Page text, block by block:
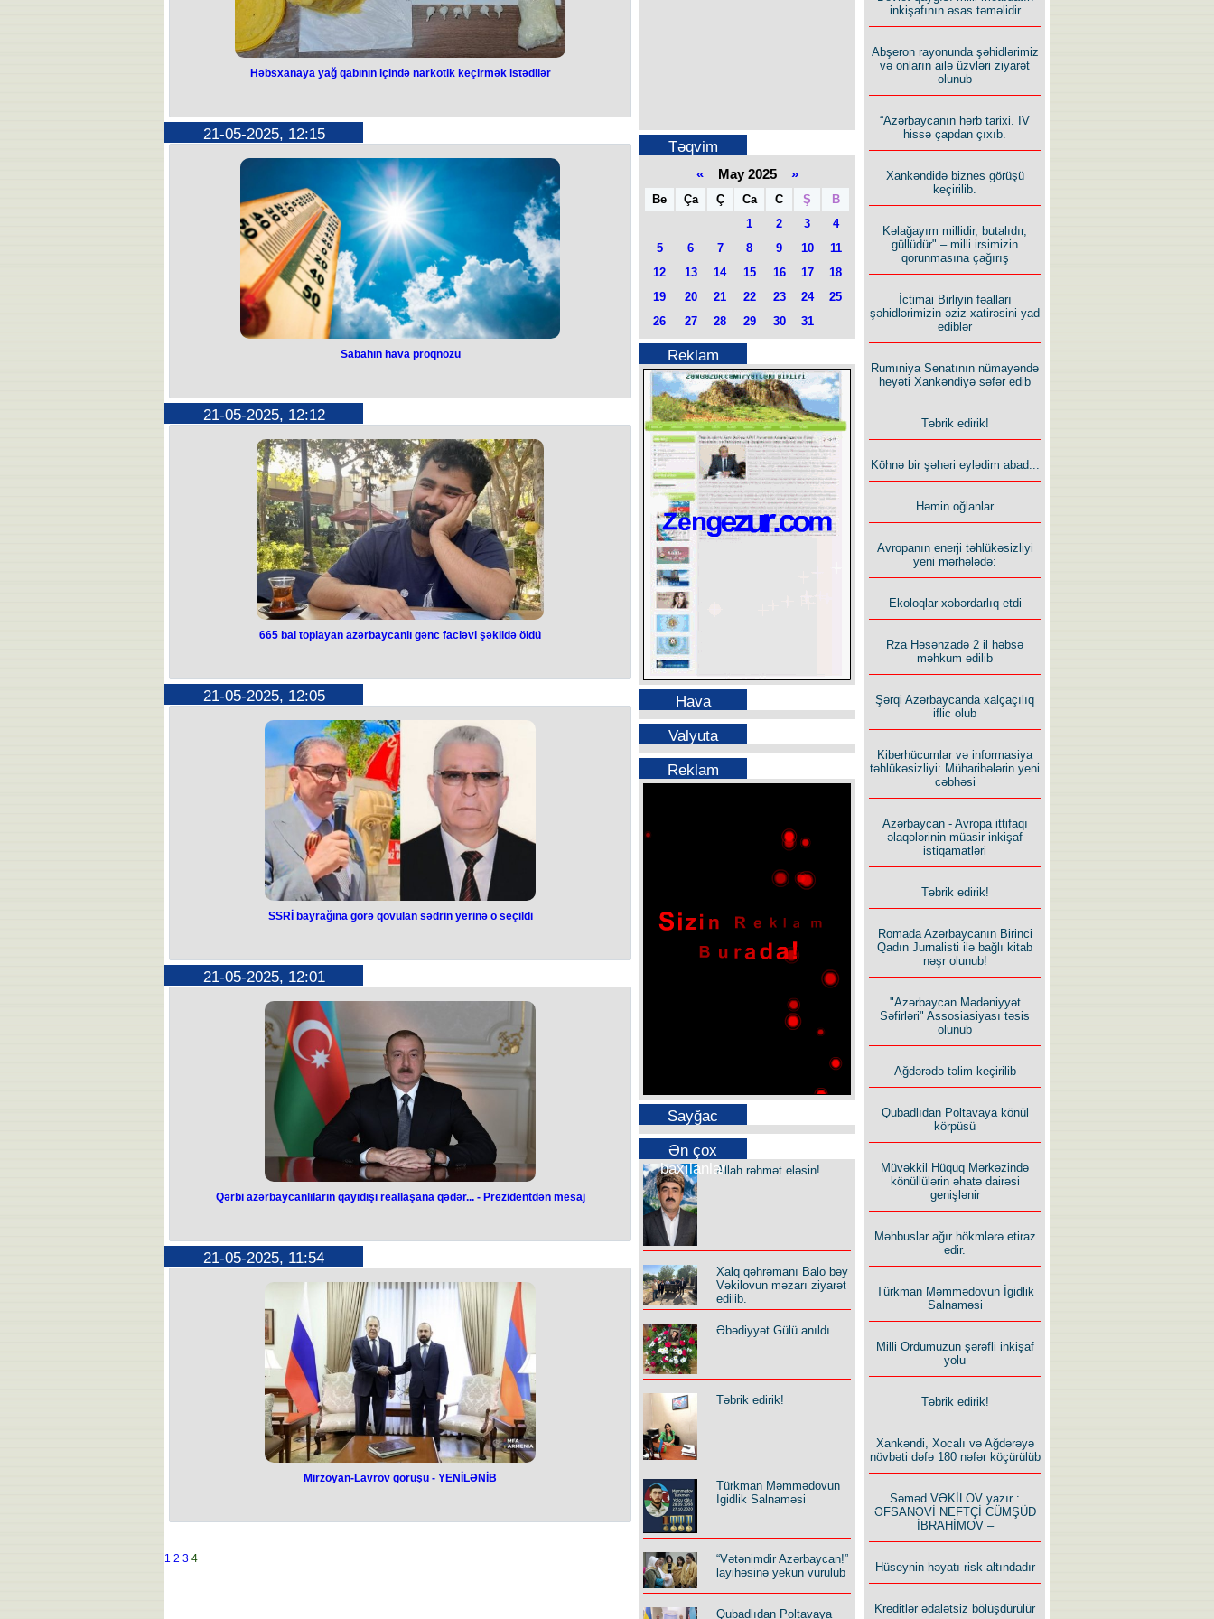
xidmət aparan polis əməkdaşlarına məlumat verib. Polis əməkdaşları qısa
müddət ərzində insidentə müdaxilə edib, həmin şəxslər nəzarət altına
alınaraq avtobusdan uzaqlaşdırılıb".
narkotik keçirmək istədilər
əməliyyat-axtarış tədbirləri nəticəsində 9 saylı cəzaçəkmə müəssisəsinə
narkotik və psixotrop maddələrin keçirilməsinin qarşısı alınıb.
Bu barədə xidmətdən məlumat verilib.
Məhkum Nahid Nicad oğlu Xudaverdiyevə gətirilmiş sovqata baxış
keçirilən zaman plastik yağ qabının içərisində xüsusi üsulla gizlədilmiş
bükülülərdə ümumi çəkisi 10,760 qram qurudulmuş marixuana və ümumi
çəkisi 4,785 qram metamfetamin aşkar olunub.
Faktla bağlı araşdırma aparılır.
Cəzaçəkmə müəssisələrində və ya istintaq təcridxanalarında saxlanılan
şəxslərə qadağan olunmuş əşyaların verilməsi və ya ötürülməsinin
cinayət məsuliyyətinə səbəb olduğu bir daha vətəndaşların diqqətinə
çatdırılır.
Həbsxanaya yağ qabının içində narkotik keçirmək istədilər
21-05-2025, 12:15
Mayın 22-də Bakıda və Abşeron yarımadasında hava şəraitinin dəyişkən
buludlu olacağı, arabir tutulacağı, əsasən yağmursuz keçəcəyi gözlənilir.
Bildirilib ki, sabah paytaxtda mülayim şimal-qərb küləyi səhər şimal-şərq
küləyi ilə əvəz olunacaq. Havanın temperaturu gecə 15-17° isti, gündüz
22-27° isti olacaq. Atmosfer təzyiqi 765 mm civə sütunu təşkil edəcək.
Nisbi rütubət 50-60% olacaq.
Azərbaycanın rayonlarında havanın əsasən yağmursuz keçəcəyi, lakin
gecə və səhər bəzi dağlıq ərazilərdə qısamüddətli yağış yağacağı, şimşək
çaxacağı, dolu düşəcəyi ehtimalı var. Bəzi yerlərdə arabir duman olacaq.
Şərq küləyi əsəcək.
Havanın temperaturu gecə 14-18° isti, gündüz 24-29° isti, dağlarda gecə
5-10° isti, gündüz 13-18° isti olacaq.
Sabahın hava proqnozu
21-05-2025, 12:12
faciəvi şəkildə öldü
vəfat edib.
Bu barədə Floridada yaşayan həmyerlilərimiz məlumat yayıb.
Bostonda yaşayan Ceyhun Sadıqbəyli Mayamidə “South Beach” adlanan
ərazidəki çimərlikdə suda boğularaq ölüb.
Onun cənazəsinin Azərbaycana gətirilməsi istiqamətində iş aparılır.
Qeyd edək ki, C. Sadibəyli 665 balla ADA Universitetinin biznesin idarə
edilməsi ixtisasının ingiliscə bölməsinə daxil olub.
665 bal toplayan azərbaycanlı gənc faciəvi şəkildə öldü
21-05-2025, 12:05
sədrin yerinə o seçildi
Şuranın iclasında Ramiz Əmirov qurumun rəhbəri vəzifəsinə gətirilib.
Xatırladaq ki, İmişli Rayon Ağsaqqallar Şurasının sabiq sədri Saleh
Səmədov olub. Mayın 9-da İmişlinin Sarıxanlı kəndində faşizm üzərində
Qələbə Günü münasibətilə təşkil olunan tədbirdə onun SSRİ bayrağı
altında, sinəsində rus imperiyasının rəmzi olan “Georgi lenti” ilə çıxış
etməsi qalmaqala səbəb olub. Azərbaycan Ağsaqqallar Şurasının İdarə
Heyətinin növbədənkənar iclası keçirilib və Saleh Səmədov vəzifədən
uzaqlaşdırılıb.
Onun yerinə müvəqqəti təyin edilən Vahid Tağıyev isə 1 gün sonra işdən
çıxmaq haqda ərizə yazıb.
Qeyd edək ki, Ramiz Əmirov Saleh Səmədovdan əvvəl İmişli Rayon
Ağsaqqallar Şurasına rəhbərlik edib.
SSRİ bayrağına görə qovulan sədrin yerinə o seçildi
21-05-2025, 12:01
reallaşana qədər... -Prezidentdən
mesaj
Qərbi azərbaycanlıların qayıdış istəyi Ermənistana qarşı ərazi iddiası
demək deyildir.
Bu barədə Prezident İlham Əliyevin “Qərbi Azərbaycana qayıdış insan
hüquqlarının aliliyinin mühüm şərti kimi” mövzusunda beynəlxalq
konfransın iştirakçılarına məktubunda bildirilib.
“Ermənistan həmin istəyi bu formada təqdim etmək cəhdlərindən əl
çəkməlidir. Qayıdış reallaşana qədər bu məsələ Azərbaycanın
gündəliyindən çıxmayacaqdır. Təbii ki, öz yurdlarına dönəcək Qərbi
azərbaycanlılara təhlükəsizlik zəmanəti də verilməlidir”, - dövlət başçısı
vurğulayıb.
Qərbi azərbaycanlıların qayıdışı reallaşana qədər... - Prezidentdən mesaj
21-05-2025, 11:54
YENİLƏNİB
Mirzoyan-Lavrov görüşü - YENİLƏNİB
1 2 3 4
Təqvim
«May 2025 »
Be Ça Ç Ca C Ş
B
1
2 3
4
5
6 7 8 9 10
11
12
13 14 15 16 17
18
19
20 21 22 23 24
25
26
27 28 29 30 31
Reklam
Hava
Valyuta
Reklam
Sayğac
Ən çox
baxılanlarAllah rəhmət eləsin!
Xalq qəhrəmanı Balo bəy
Vəkilovun məzarı ziyarət
edilib.
Əbədiyyət Gülü anıldı
Təbrik edirik!
Türkman Məmmədovun
İgidlik Salnaməsi
“Vətənimdir Azərbaycan!”
layihəsinə yekun vurulub
Qubadlıdan Poltavaya
inkişafının əsas təməlidir
Abşeron rayonunda şəhidlərimiz
və onların ailə üzvləri ziyarət
olunub
“Azərbaycanın hərb tarixi. IV
hissə çapdan çıxıb.
Xankəndidə biznes görüşü
keçirilib.
Kəlağayım millidir, butalıdır,
güllüdür" – milli irsimizin
qorunmasına çağırış
İctimai Birliyin fəalları
şəhidlərimizin əziz xatirəsini yad
ediblər
Rumıniya Senatının nümayəndə
heyəti Xankəndiyə səfər edib
Təbrik edirik!
Köhnə bir şəhəri eylədim abad...
Həmin oğlanlar
Avropanın enerji təhlükəsizliyi
yeni mərhələdə:
Ekoloqlar xəbərdarlıq etdi
Rza Həsənzadə 2 il həbsə
məhkum edilib
Şərqi Azərbaycanda xalçaçılıq
iflic olub
Kiberhücumlar və informasiya
təhlükəsizliyi: Müharibələrin yeni
cəbhəsi
Azərbaycan - Avropa ittifaqı
əlaqələrinin müasir inkişaf
istiqamatləri
Təbrik edirik!
Romada Azərbaycanın Birinci
Qadın Jurnalisti ilə bağlı kitab
nəşr olunub!
"Azərbaycan Mədəniyyət
Səfirləri" Assosiasiyası təsis
olunub
Ağdərədə təlim keçirilib
Qubadlıdan Poltavaya könül
körpüsü
Müvəkkil Hüquq Mərkəzində
könüllülərin əhatə dairəsi
genişlənir
Məhbuslar ağır hökmlərə etiraz
edir.
Türkman Məmmədovun İgidlik
Salnaməsi
Milli Ordumuzun şərəfli inkişaf
yolu
Təbrik edirik!
Xankəndi, Xocalı və Ağdərəyə
növbəti dəfə 180 nəfər köçürülüb
Səməd VƏKİLOV yazır :
ƏFSANƏVİ NEFTÇİ CÜMŞÜD
İBRAHİMOV –
Hüseynin həyatı risk altındadır
Kreditlər ədalətsiz bölüşdürülür